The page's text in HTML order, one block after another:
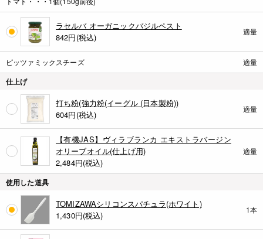
ラセルバ オーガニックバジルペスト
842円(税込)
適量
ピッツァミックスチーズ 適量
仕上げ
打ち粉(強力粉(イーグル (日本製粉))
604円(税込)
適量
【有機JAS】ヴィラブランカ エキストラバージン
オリーブオイル(仕上げ用)
2,484円(税込)
適量
使用した道具
TOMIZAWAシリコンスパチュラ(ホワイト)
1,430円(税込)
1本